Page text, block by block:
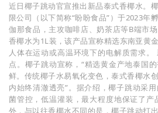
近日椰子跳动官宣推出新品泰式香椰水。
限公司（以下简称“盼盼食品”）于2023年
伽那食品，主攻咖啡店、奶茶店等B端市
香椰水为1L装，该产品宣称精选东南亚黄
人体在运动或高温环境下的电解质需求
点。椰子跳动宣称，“精选黄金产地泰国
鲜。传统椰子水易氧化变色，泰式香椰水
内始终清澈透亮”。据介绍，椰子跳动采
菌管控，低温灌装，最大程度地保证了
外，与以往香椰水不同的是，椰子跳动打